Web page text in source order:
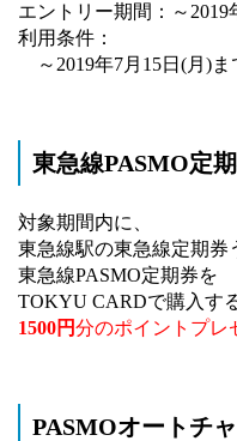
エントリー期間：～2019
利用条件：
～2019年7月15日(月)
東急線PASMO定
対象期間内に、
東急線駅の東急線定期券
東急線PASMO定期券を
TOKYU CARDで購入す
1500円分のポイントプレ
PASMOオートチ